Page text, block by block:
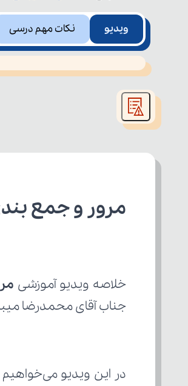
ویدیو نکات مهم درسی
This
is
window.
مرور و جمع بندی فصل 3 ریاضی و
خلاصه ویدیو آموزشی
جناب آقای محمدرضا